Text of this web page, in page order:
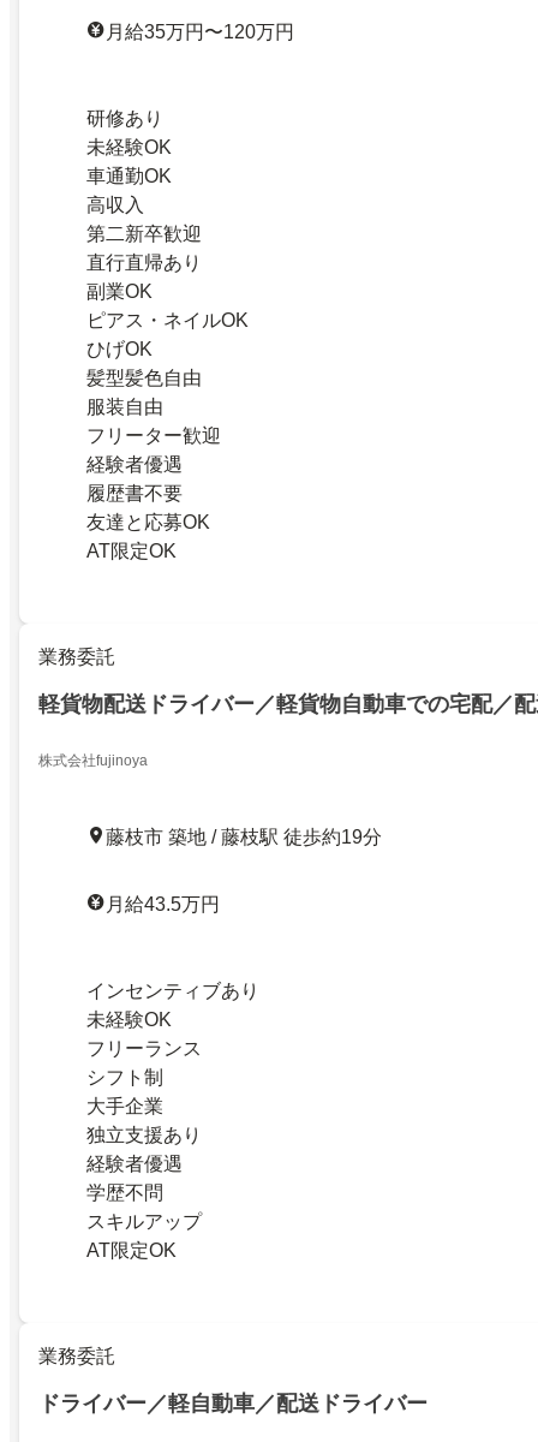
月給35万円〜120万円
研修あり
未経験OK
車通勤OK
高収入
第二新卒歓迎
直行直帰あり
副業OK
ピアス・ネイルOK
ひげOK
髪型髪色自由
服装自由
フリーター歓迎
経験者優遇
履歴書不要
友達と応募OK
AT限定OK
業務委託
軽貨物配送ドライバー／軽貨物自動車での宅配／
株式会社fujinoya
藤枝市 築地 / 藤枝駅 徒歩約19分
月給43.5万円
インセンティブあり
未経験OK
フリーランス
シフト制
大手企業
独立支援あり
経験者優遇
学歴不問
スキルアップ
AT限定OK
業務委託
ドライバー／軽自動車／配送ドライバー